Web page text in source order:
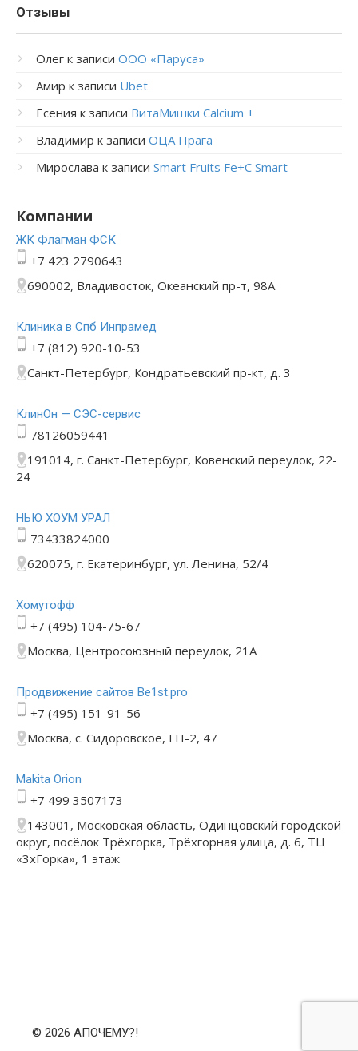
Отзывы
Олег к записи ООО «Паруса»
Амир к записи Ubet
Есения к записи ВитаМишки Calcium +
Владимир к записи ОЦА Прага
Мирослава к записи Smart Fruits Fe+C Smart
Компании
ЖК Флагман ФСК
+7 423 2790643
690002, Владивосток, Океанский пр-т, 98А
Клиника в Спб Инпрамед
+7 (812) 920-10-53
Санкт-Петербург, Кондратьевский пр-кт, д. 3
КлинОн — СЭС-сервис
78126059441
191014, г. Санкт-Петербург, Ковенский переулок, 22-
24
НЬЮ ХОУМ УРАЛ
73433824000
620075, г. Екатеринбург, ул. Ленина, 52/4
Хомутофф
+7 (495) 104-75-67
Москва, Центросоюзный переулок, 21А
Продвижение сайтов Be1st.pro
+7 (495) 151-91-56
Москва, с. Сидоровское, ГП-2, 47
Makita Orion
+7 499 3507173
143001, Московская область, Одинцовский городской
округ, посёлок Трёхгорка, Трёхгорная улица, д. 6, ТЦ
«3хГорка», 1 этаж
© 2026 АПОЧЕМУ?!